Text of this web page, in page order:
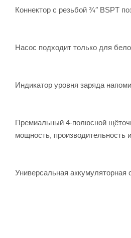
Коннектор с резьбой ¾″ BSPT
Насос подходит только для
Индикатор уровня заряда
Премиальный 4-полюсной
мощность, производительность
Универсальная